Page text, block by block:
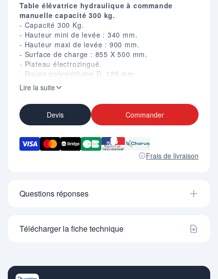
Table élévatrice hydraulique à commande
manuelle capacité 300 kg.
- Capacité 300 Kg.
- Hauteur mini de levée : 340 mm.
- Hauteur maxi de levée : 900 mm.
- Surface de charge : 855 X 500 mm.
- Plateau électrozingué.
- Roues polyuréthane D. 125 mm.
- Cycle de hauteur max : 32.
- Poignée fixe.
- Hauteur de la poignée : 970 mm.
- Poids : 82 Kg.
- Certifiée CE.
Lire la suite
Devis Commander
Frais de livraison
Questions réponses
Télécharger la fiche technique